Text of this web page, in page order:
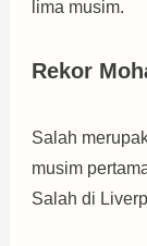
lima musim.
Rekor
Salah
musim
Salah di